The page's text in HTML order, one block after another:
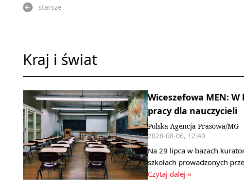
starsze
Kraj i świat
Wiceszefowa MEN:
pracy dla nauczycieli
Polska Agencja Prasowa/MG
2026-08-06, 12:40
Na 29 lipca w bazach
szkołach prowadzonych
Czytaj dalej »